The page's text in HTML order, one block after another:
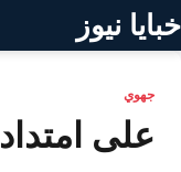
خبايا نيوز
جهوي
على امتداد 4 أيام..حملة طبية بجماعة عين عائشة